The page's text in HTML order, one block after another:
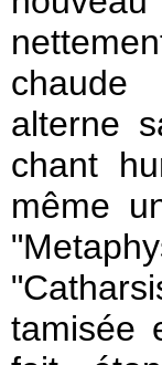
chaude
alterne
chant
même
tamisée